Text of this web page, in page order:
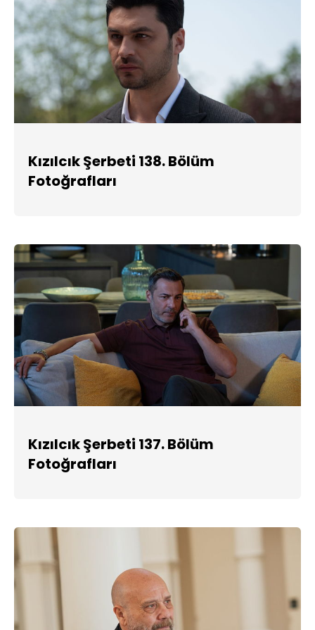
Kızılcık Şerbeti 138. Bölüm
Fotoğrafları
Kızılcık Şerbeti 137. Bölüm
Fotoğrafları